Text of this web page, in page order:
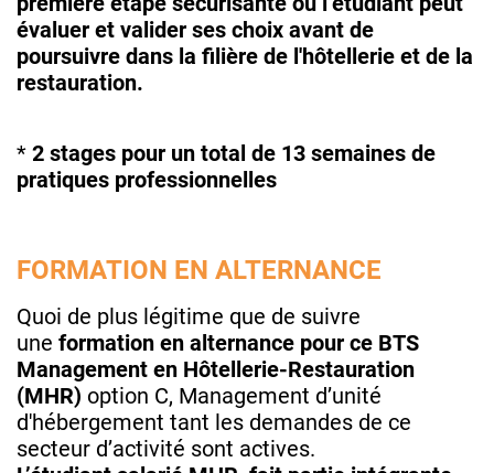
évaluer et valider ses choix avant de
poursuivre dans la filière de l'hôtellerie et de la
restauration.
* 2 stages pour un total de 13 semaines de
pratiques professionnelles
FORMATION EN ALTERNANCE
Quoi de plus légitime que de suivre
une formation en alternance pour ce BTS
Management en Hôtellerie-Restauration
(MHR) option C, Management d’unité
d'hébergement tant les demandes de ce
secteur d’activité sont actives.